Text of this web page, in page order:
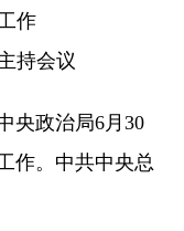
作
持会议
央政治局6月30
作。中共中央总